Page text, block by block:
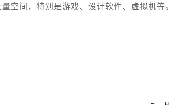
空间，特别是游戏、设计软件、虚拟机等。